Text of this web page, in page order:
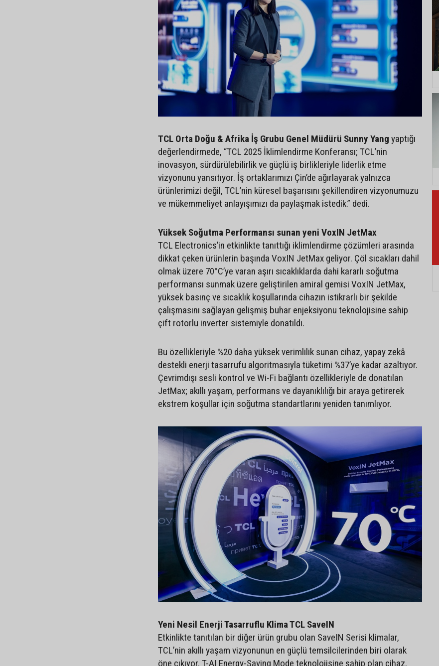
TCL Orta Doğu & Afrika İş Grubu Genel Müdürü Sunny Yang yaptığı
değerlendirmede, “TCL 2025 İklimlendirme Konferansı; TCL’nin
inovasyon, sürdürülebilirlik ve güçlü iş birlikleriyle liderlik etme
vizyonunu yansıtıyor. İş ortaklarımızı Çin’de ağırlayarak yalnızca
ürünlerimizi değil, TCL’nin küresel başarısını şekillendiren vizyonumuzu
ve mükemmeliyet anlayışımızı da paylaşmak istedik.” dedi.
Yüksek Soğutma Performansı sunan yeni VoxIN JetMax
TCL Electronics’in etkinlikte tanıttığı iklimlendirme çözümleri arasında
dikkat çeken ürünlerin başında VoxIN JetMax geliyor. Çöl sıcakları dahil
olmak üzere 70°C’ye varan aşırı sıcaklıklarda dahi kararlı soğutma
performansı sunmak üzere geliştirilen amiral gemisi VoxIN JetMax,
yüksek basınç ve sıcaklık koşullarında cihazın istikrarlı bir şekilde
çalışmasını sağlayan gelişmiş buhar enjeksiyonu teknolojisine sahip
çift rotorlu inverter sistemiyle donatıldı.
Bu özellikleriyle %20 daha yüksek verimlilik sunan cihaz, yapay zekâ
destekli enerji tasarrufu algoritmasıyla tüketimi %37’ye kadar azaltıyor.
Çevrimdışı sesli kontrol ve Wi-Fi bağlantı özellikleriyle de donatılan
JetMax; akıllı yaşam, performans ve dayanıklılığı bir araya getirerek
ekstrem koşullar için soğutma standartlarını yeniden tanımlıyor.
Yeni Nesil Enerji Tasarruflu Klima TCL SaveIN
Etkinlikte tanıtılan bir diğer ürün grubu olan SaveIN Serisi klimalar,
TCL’nin akıllı yaşam vizyonunun en güçlü temsilcilerinden biri olarak
öne çıkıyor. T-AI Energy-Saving Mode teknolojisine sahip olan cihaz,